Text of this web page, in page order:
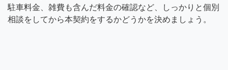
駐車料金、雑費も含んだ料金の確認など、しっかりと個別
相談をしてから本契約をするかどうかを決めましょう。